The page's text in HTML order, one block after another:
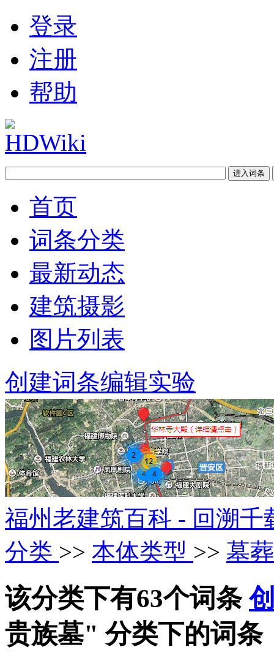
登录
注册
帮助
首页
词条分类
最新动态
建筑摄影
图片列表
创建词条编辑实验
福州老建筑百科 - 回溯
分类 >> 本体类型 >> 墓
该分类下有63个词条
贵族墓" 分类下的词条